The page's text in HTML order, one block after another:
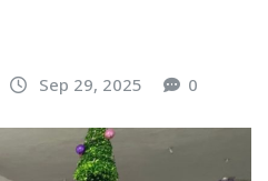
Sep 29, 2025 0